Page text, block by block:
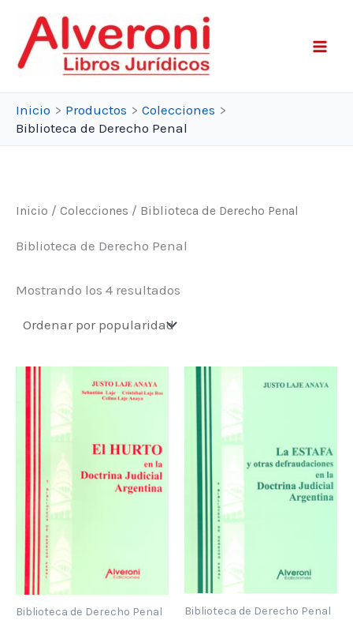
contenido
Inicio Productos
Colecciones
Biblioteca de Derecho Penal
Inicio / Colecciones / Biblioteca de Derecho Penal
Biblioteca de Derecho Penal
Mostrando los 4 resultados
Biblioteca de Derecho Penal Biblioteca de Derecho Penal